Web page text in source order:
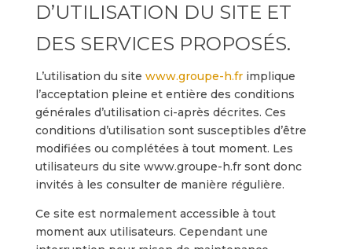
D’UTILISATION DU SITE ET
DES SERVICES PROPOSÉS.
L’utilisation du site www.groupe-h.frimplique
l’acceptation pleine et entière des conditions
générales d’utilisation ci-après décrites. Ces
conditions d’utilisation sont susceptibles d’être
modifiées ou complétées à tout moment. Les
utilisateurs du site www.groupe-h.fr sont donc
invités à les consulter de manière régulière.
Ce site est normalement accessible à tout
moment aux utilisateurs. Cependant une